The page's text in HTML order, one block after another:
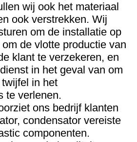
wij ook het materiaal
ook verstrekken. Wij
om de installatie op
de vlotte productie van
klant te verzekeren, en
in het geval van om
in het
te verlenen.
ons bedrijf klanten
condensator vereiste
componenten.